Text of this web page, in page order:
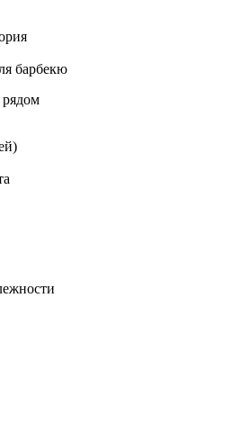
барбекю
рядом